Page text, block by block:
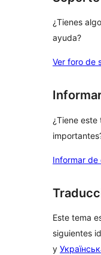
¿Tienes
ayuda?
Ver foro de
¿Tiene
Informar de
Este tema
siguientes
y